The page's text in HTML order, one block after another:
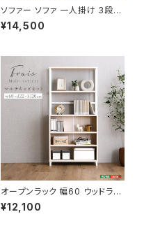
ソファー ソファ 一人掛け 3段階
リクライニング ローソファー 一
人暮らし 新生活 幅90
¥14,500
オープンラック 幅60 ウッドラッ
ク ラック シェルフ 収納棚 マル
チキャビネット ディスプレイラッ
¥12,100